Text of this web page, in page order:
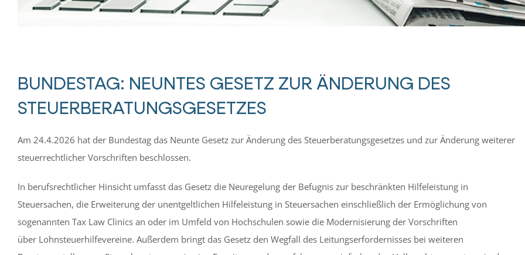
BUNDESTAG: NEUNTES GESETZ ZUR ÄNDERUNG DES
STEUERBERATUNGSGESETZES
Am 24.4.2026 hat der Bundestag das Neunte Gesetz zur Änderung des Steuerberatungsgesetzes und zur Änderung weiterer
steuerrechtlicher Vorschriften beschlossen.
In berufsrechtlicher Hinsicht umfasst das Gesetz die Neuregelung der Befugnis zur beschränkten Hilfeleistung in
Steuersachen, die Erweiterung der unentgeltlichen Hilfeleistung in Steuersachen einschließlich der Ermöglichung von
sogenannten Tax Law Clinics an oder im Umfeld von Hochschulen sowie die Modernisierung der Vorschriften
über Lohnsteuerhilfevereine. Außerdem bringt das Gesetz den Wegfall des Leitungserfordernisses bei weiteren